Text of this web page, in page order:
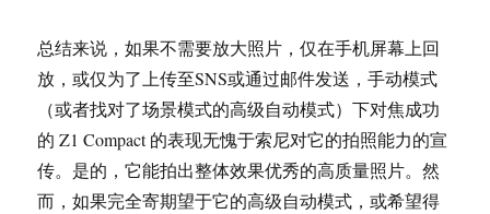
总结来说，如果不需要放大照片，仅在手机屏幕上回
放，或仅为了上传至SNS或通过邮件发送，手动模式
（或者找对了场景模式的高级自动模式）下对焦成功
的 Z1 Compact 的表现无愧于索尼对它的拍照能力的宣
传。是的，它能拍出整体效果优秀的高质量照片。然
而，如果完全寄期望于它的高级自动模式，或希望得